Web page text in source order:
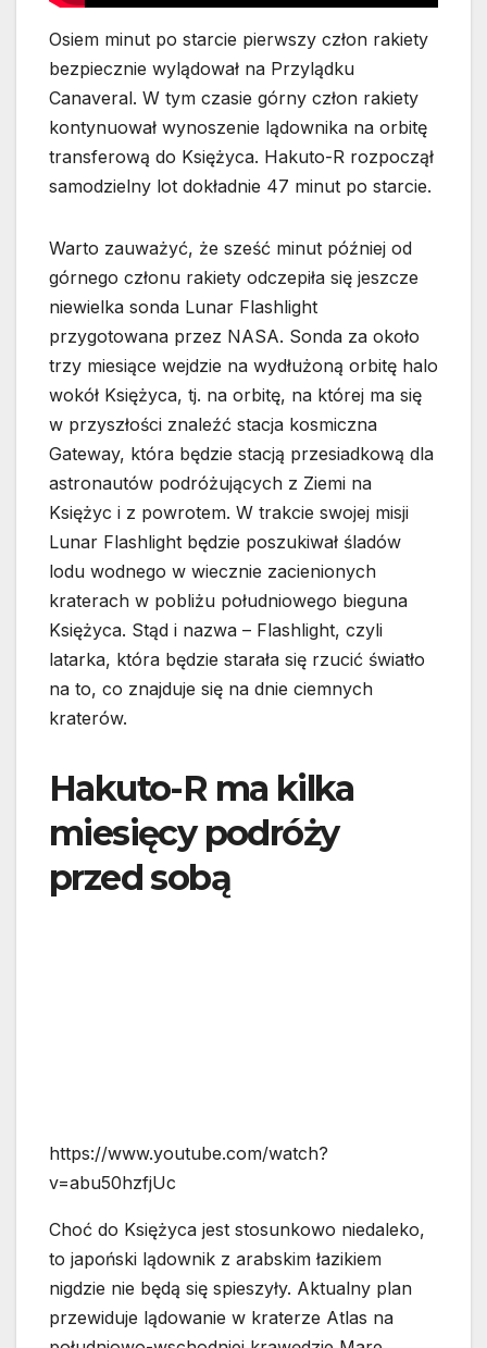
Osiem minut po starcie pierwszy człon rakiety
bezpiecznie wylądował na Przylądku
Canaveral. W tym czasie górny człon rakiety
kontynuował wynoszenie lądownika na orbitę
transferową do Księżyca. Hakuto-R rozpoczął
samodzielny lot dokładnie 47 minut po starcie.
Warto zauważyć, że sześć minut później od
górnego członu rakiety odczepiła się jeszcze
niewielka sonda Lunar Flashlight
przygotowana przez NASA. Sonda za około
trzy miesiące wejdzie na wydłużoną orbitę halo
wokół Księżyca, tj. na orbitę, na której ma się
w przyszłości znaleźć stacja kosmiczna
Gateway, która będzie stacją przesiadkową dla
astronautów podróżujących z Ziemi na
Księżyc i z powrotem. W trakcie swojej misji
Lunar Flashlight będzie poszukiwał śladów
lodu wodnego w wiecznie zacienionych
kraterach w pobliżu południowego bieguna
Księżyca. Stąd i nazwa – Flashlight, czyli
latarka, która będzie starała się rzucić światło
na to, co znajduje się na dnie ciemnych
kraterów.
Hakuto-R ma kilka
miesięcy podróży
przed sobą
https://www.youtube.com/watch?
v=abu50hzfjUc
Choć do Księżyca jest stosunkowo niedaleko,
to japoński lądownik z arabskim łazikiem
nigdzie nie będą się spieszyły. Aktualny plan
przewiduje lądowanie w kraterze Atlas na